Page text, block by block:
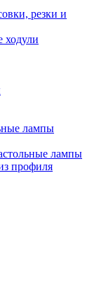
резки и
ходули
лампы
лампы
профиля